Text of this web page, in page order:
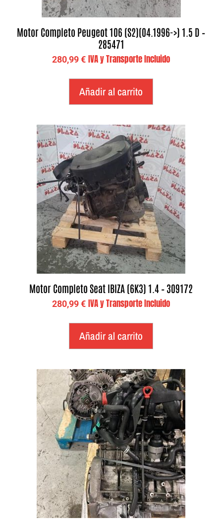
Motor Completo Peugeot 106 (S2)(04.1996->) 1.5 D –
285471
280,99€ IVA y Transporte Incluido
Añadir al carrito
Motor Completo Seat IBIZA (6K3) 1.4 – 309172
280,99€ IVA y Transporte Incluido
Añadir al carrito